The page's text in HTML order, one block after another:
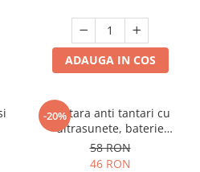
ADAUGA IN COS
-20%
Bratara anti tantari cu
ultrasunete, baterie
reincarcabila 90mAh
58 RON
46 RON